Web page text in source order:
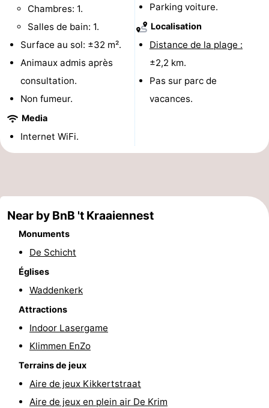
Zee
Vlijt
Hoeve
-
en
Zeezicht
Strandhuys
-
Strandplevier
Campings
Chambre
Eibernest
Hoogelandt
Beach
Park
Texel
Buytenveldt
De
Krim
EuroParcs
Kustpark
Chambres: 1.
Salles de bain: 1.
Surface au sol: ±32 m².
Animaux admis après
consultation.
Non fumeur.
Media
Internet WiFi.
Parking voiture.
Localisation
Distance de la plage :
±2,2 km.
Pas sur parc de
vacances.
Near by BnB 't Kraaiennest
Monuments
De Schicht
Églises
Waddenkerk
Attractions
Indoor Lasergame
Klimmen EnZo
Terrains de jeux
Aire de jeux Kikkertstraat
Aire de jeux en plein air De Krim